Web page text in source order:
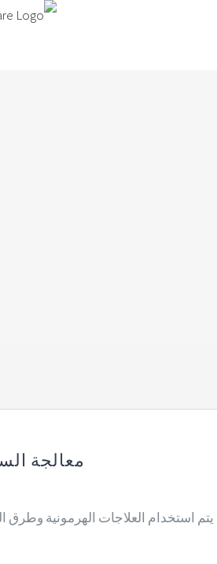
معالجة
استخدام العلاجات الهرمونية وطرق